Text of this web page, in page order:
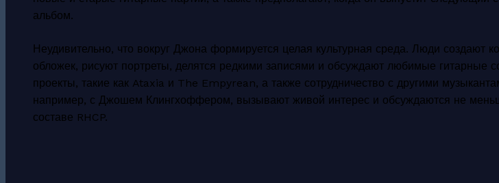
альбом.
Неудивительно, что вокруг Джона формируется целая культурная среда. Люди создают
обложек, рисуют портреты, делятся редкими записями и обсуждают любимые гитарные
проекты, такие как Ataxia и The Empyrean, а также сотрудничество с другими
например, с Джошем Клингхоффером, вызывают живой интерес и обсуждаются не
составе RHCP.